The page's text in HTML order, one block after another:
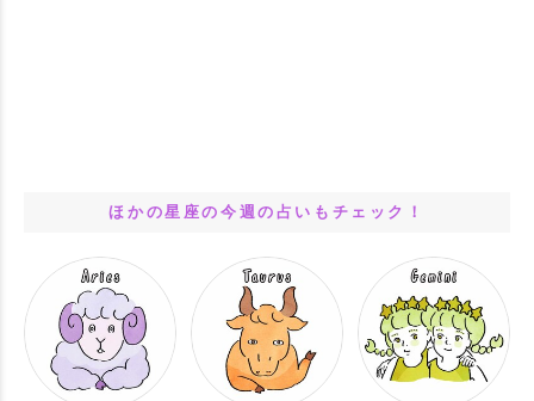
ほかの星座の今週の占いもチェック！